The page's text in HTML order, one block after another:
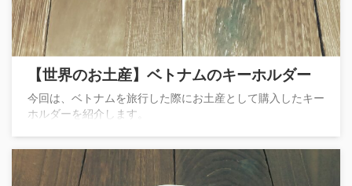
【世界のお土産】ベトナムのキーホルダー
今回は、ベトナムを旅行した際にお土産として購入したキー
ホルダーを紹介します。